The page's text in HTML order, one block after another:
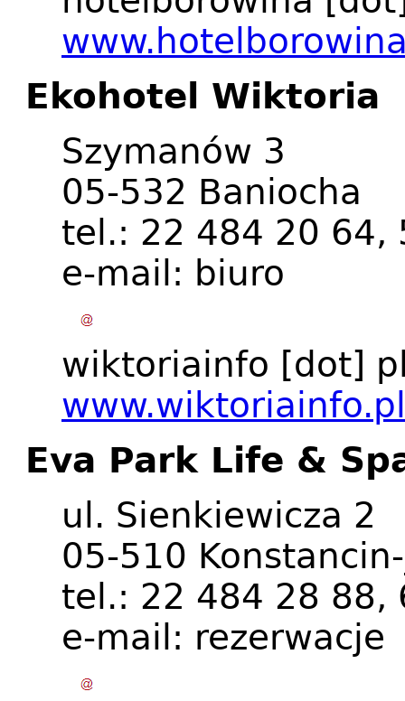
Ekohotel Wiktoria
Szymanów 3
05-532 Baniocha
tel.: 22 484 20 64,
e-mail: biuro
wiktoriainfo [dot]
www.wiktoriainfo.pl
Eva Park Life &
ul. Sienkiewicza 2
05-510
tel.: 22 484 28 88,
e-mail: rezerwacje